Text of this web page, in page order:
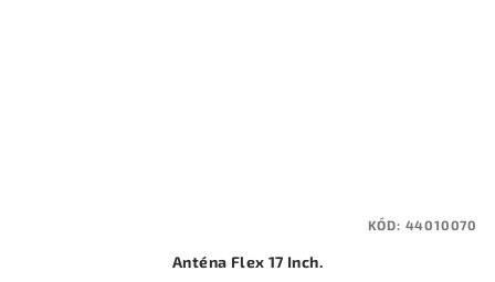
Anténa Flex 17 Inch.
KÓD: 44010070